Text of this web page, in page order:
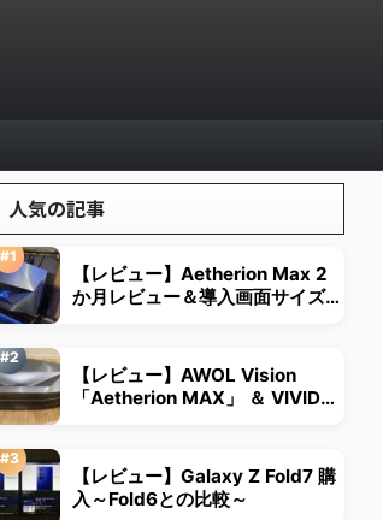
人気の記事
【レビュー】Aetherion Max 2
か月レビュー＆導入画面サイズは
【レビュー】AWOL Vision
「Aetherion MAX」 ＆ VIVID
【レビュー】Galaxy Z Fold7 購
入～Fold6との比較～